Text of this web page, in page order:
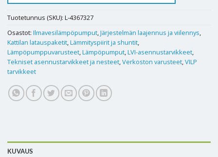
Tuotetunnus (SKU): L-4367327
Osastot: Ilmavesilämpöpumput,Järjestelmän laajennus ja viilennys,
Kattilan latauspaketit,Lämmityspiirit ja shuntit,
Lämpöpumppuvarusteet,Lämpöpumput,LVI-asennustarvikkeet,
Tekniset asennustarvikkeet ja nesteet,Verkoston varusteet,VILP
tarvikkeet
KUVAUS